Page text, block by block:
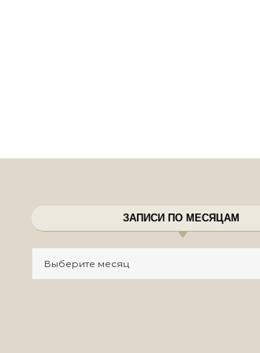
ЗАПИСИ ПО МЕСЯЦАМ